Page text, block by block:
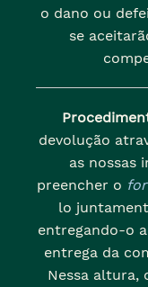
o dano ou
se
devolução
as nossas
preencher o
lo
entregando-o
entrega da
Nessa altura,